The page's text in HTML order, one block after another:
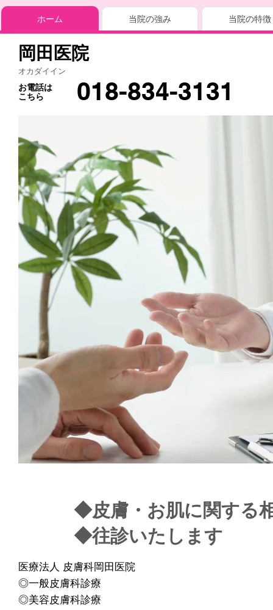
ホーム 当院の強み 当院の特徴
岡田医院
オカダイイン
お電話は
こちら
018-834-3131
◆皮膚・お肌に関す
◆往診いたします
医療法人 皮膚科岡田医院
◎一般皮膚科診療
◎美容皮膚科診療